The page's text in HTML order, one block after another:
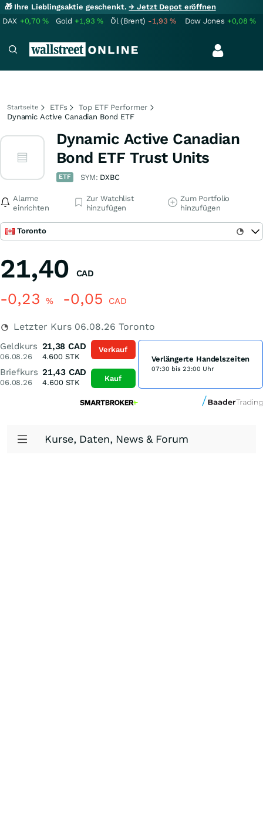
🎁 Ihre Lieblingsaktie geschenkt.→ Jetzt Depot eröffnen
DAX +0,70% Gold +1,93% Öl (Brent) -1,93% Dow Jones +0,08%
Startseite ETFs
Top ETF Performer
Dynamic Active Canadian Bond ETF
Dynamic Active Canadian
Bond ETF Trust Units
ETF SYM: DXBC
Alarme
einrichten
Zur Watchlist
hinzufügen
Zum Portfolio
hinzufügen
Toronto
21,40 CAD
-0,23 % -0,05 CAD
Letzter Kurs 06.08.26 Toronto
Geldkurs
06.08.26
21,38 CAD
4.600STK
Briefkurs
06.08.26
21,43 CAD
4.600STK
Verkauf
Kauf
Verlängerte Handelszeiten
07:30 bis 23:00 Uhr
Kurse, Daten, News & Forum